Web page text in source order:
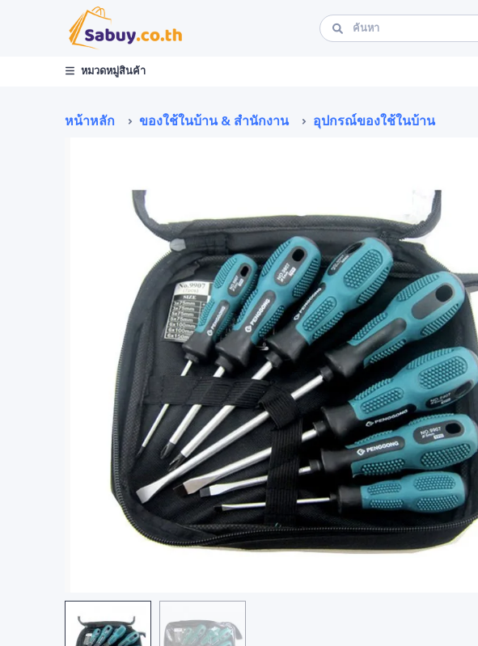
หมวดหมู่สินค้า
หน้าหลัก ของใช้ในบ้าน & สำนักงาน อุปกรณ์ของใช้ในบ้าน